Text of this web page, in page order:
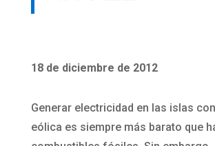
18 de diciembre de 2012
Generar electricidad en las islas
eólica es siempre más barato que